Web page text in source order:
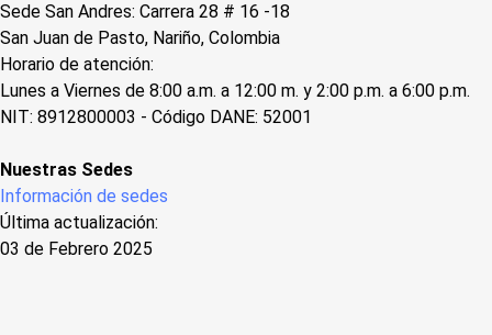
Sede San Andres: Carrera 28 # 16 -18
San Juan de Pasto, Nariño, Colombia
Horario de atención:
Lunes a Viernes de 8:00 a.m. a 12:00 m. y 2:00 p.m. a 6:00 p.m.
NIT: 8912800003 - Código DANE: 52001
Nuestras Sedes
Información de sedes
Última actualización:
03 de Febrero 2025